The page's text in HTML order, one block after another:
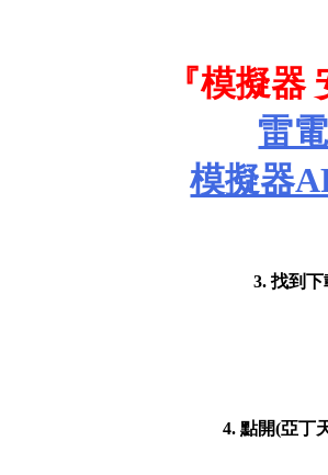
『模擬器
雷
模擬器
3. 找到
4. 點開(亞丁